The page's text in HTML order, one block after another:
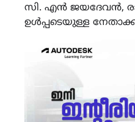
സി. എൻ ജയദേവൻ,
ഉൾപ്പടെയുള്ള